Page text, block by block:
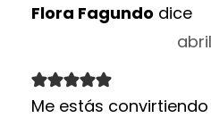
Flora Fagundo dice
Me estás